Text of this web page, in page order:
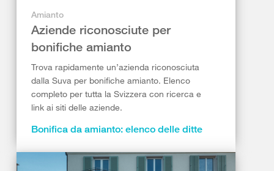
Amianto
Aziende riconosciute per
bonifiche amianto
Trova rapidamente un’azienda riconosciuta
dalla Suva per bonifiche amianto. Elenco
completo per tutta la Svizzera con ricerca e
link ai siti delle aziende.
Bonifica da amianto: elenco delle ditte